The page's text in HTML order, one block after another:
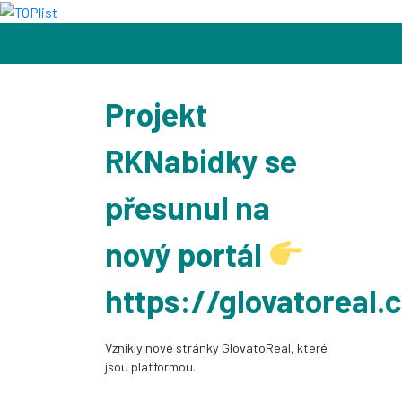
Projekt
RKNabidky se
přesunul na
nový portál
https://
Vznikly nové stránky GlovatoReal, které
jsou platformou.